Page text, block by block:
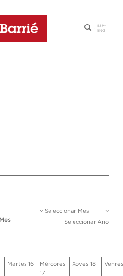
·
ESP-
ENG
Mes
Seleccionar Mes
Seleccionar Ano
Martes 16
Mércores
17
Xoves 18